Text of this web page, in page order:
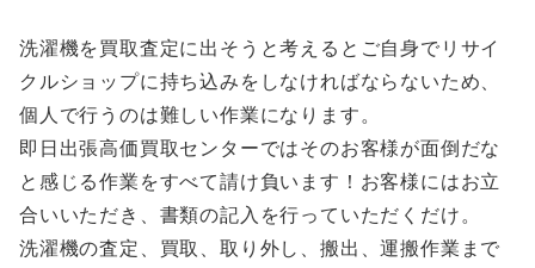
洗濯機を買取査定に出そうと考えるとご自身でリサイ
クルショップに持ち込みをしなければならないため、
個人で行うのは難しい作業になります。
即日出張高価買取センターではそのお客様が面倒だな
と感じる作業をすべて請け負います！お客様にはお立
合いいただき、書類の記入を行っていただくだけ。
洗濯機の査定、買取、取り外し、搬出、運搬作業まで